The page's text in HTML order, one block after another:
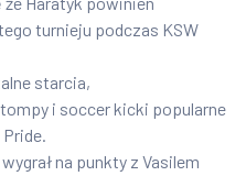
turnieju podczas KSW
starcia,
i soccer kicki popularne
na punkty z Vasilem